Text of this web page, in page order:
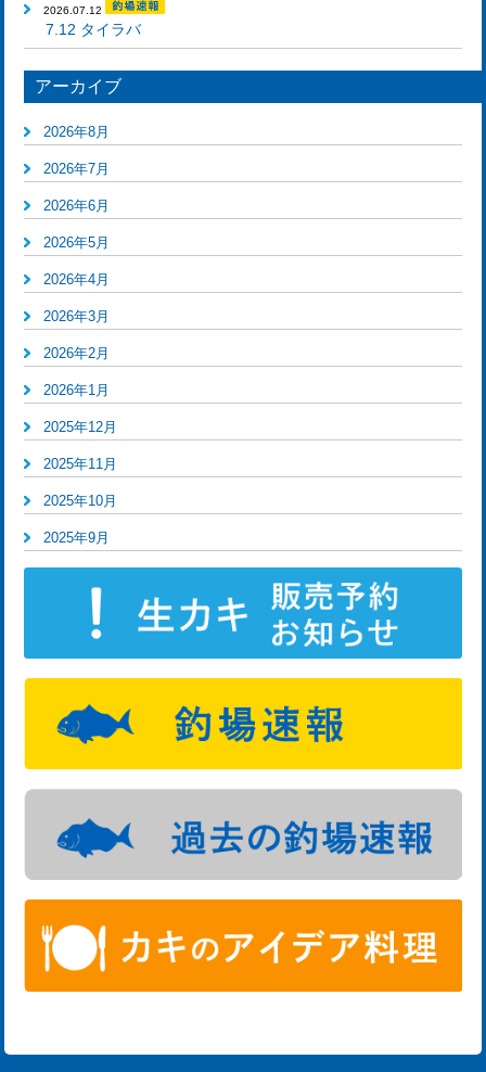
2026.07.12
7.12 タイラバ
アーカイブ
2026年8月
2026年7月
2026年6月
2026年5月
2026年4月
2026年3月
2026年2月
2026年1月
2025年12月
2025年11月
2025年10月
2025年9月